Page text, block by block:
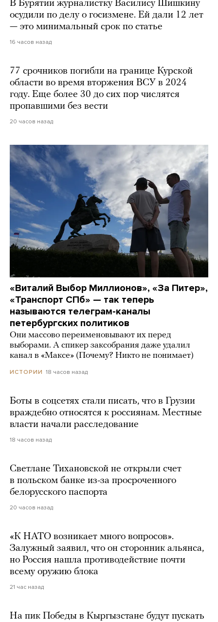
В Бурятии журналистку Василису Шишкину
осудили по делу о госизмене. Ей дали 12 лет
— это минимальный срок по статье
16 часов назад
77 срочников погибли на границе Курской
области во время вторжения ВСУ в 2024
году. Еще более 30 до сих пор числятся
пропавшими без вести
20 часов назад
«Виталий Выбор Миллионов», «За Питер»,
«Транспорт СПб» — так теперь
называются телеграм-каналы
петербургских политиков
Они массово переименовывают их перед
выборами. А спикер заксобрания даже удалил
канал в «Максе» (Почему? Никто не понимает)
ИСТОРИИ 18 часов назад
Боты в соцсетях стали писать, что в Грузии
враждебно относятся к россиянам. Местные
власти начали расследование
18 часов назад
Светлане Тихановской не открыли счет
в польском банке из-за просроченного
белорусского паспорта
20 часов назад
«К НАТО возникает много вопросов».
Залужный заявил, что он сторонник альянса,
но Россия нашла противодействие почти
всему оружию блока
21 час назад
На пик Победы в Кыргызстане будут пускать